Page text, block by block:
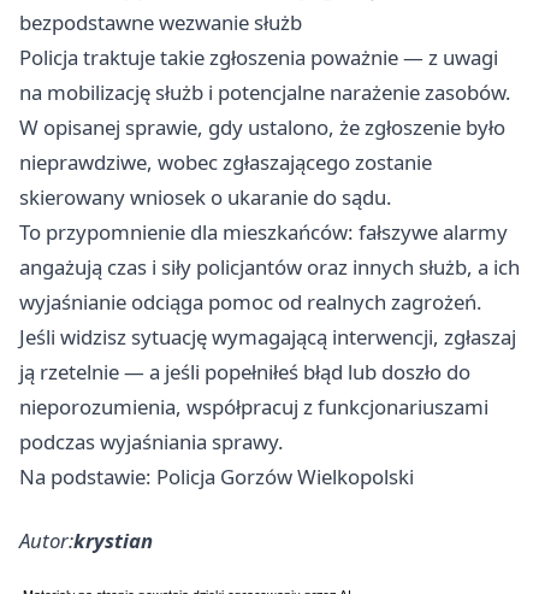
bezpodstawne wezwanie służb
Policja traktuje takie zgłoszenia poważnie — z uwagi
na mobilizację służb i potencjalne narażenie zasobów.
W opisanej sprawie, gdy ustalono, że zgłoszenie było
nieprawdziwe, wobec zgłaszającego zostanie
skierowany wniosek o ukaranie do sądu.
To przypomnienie dla mieszkańców: fałszywe alarmy
angażują czas i siły policjantów oraz innych służb, a ich
wyjaśnianie odciąga pomoc od realnych zagrożeń.
Jeśli widzisz sytuację wymagającą interwencji, zgłaszaj
ją rzetelnie — a jeśli popełniłeś błąd lub doszło do
nieporozumienia, współpracuj z funkcjonariuszami
podczas wyjaśniania sprawy.
Na podstawie: Policja Gorzów Wielkopolski
Autor:krystian